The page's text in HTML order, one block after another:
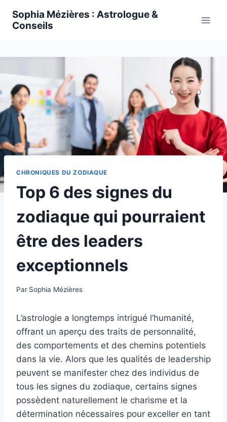
Sophia Mézières : Astrologue &
Conseils
CHRONIQUES DU ZODIAQUE
Top 6 des signes du
zodiaque qui pourraient
être des leaders
exceptionnels
Par Sophia Mézières
L’astrologie a longtemps intrigué l’humanité,
offrant un aperçu des traits de personnalité,
des comportements et des chemins potentiels
dans la vie. Alors que les qualités de leadership
peuvent se manifester chez des individus de
tous les signes du zodiaque, certains signes
possèdent naturellement le charisme et la
détermination nécessaires pour exceller en tant